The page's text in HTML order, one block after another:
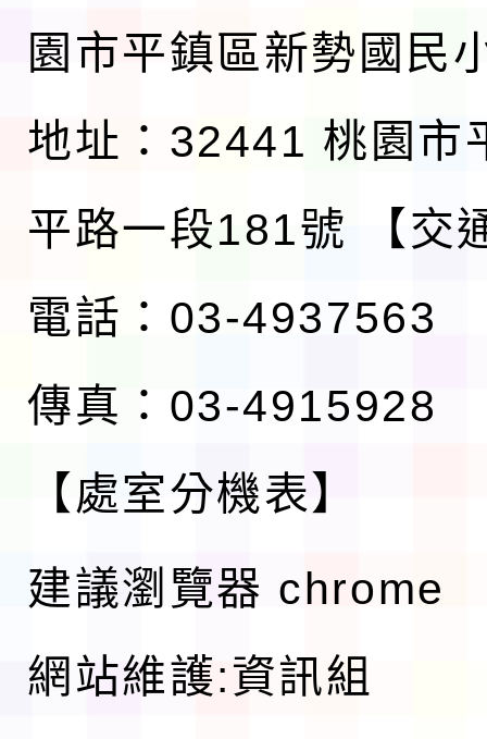
園市平鎮區新勢國民
地址：32441 桃園市
平路一段181號
【交
電話：03-4937563
傳真：03-4915928
【處室分機表】
建議瀏覽器 chrome
網站維護:資訊組